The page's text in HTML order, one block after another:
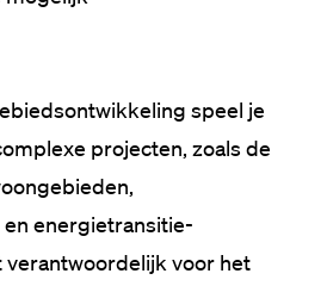
speel je
projecten, zoals de
energietransitie-
verantwoordelijk voor het